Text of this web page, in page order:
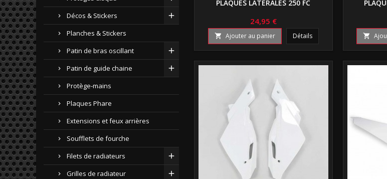
Décos & Stickers
Planches & Stickers
Patin de bras oscillant
Patin de guide chaine
Protège-mains
Plaques Phare
Extensions et feux arrières
Soufflets de fourche
Filets de radiateurs
Grilles de radiateur
PLAQUES LATÉRALES 250 FC
24,95 €
 Ajouter au panier Détails 